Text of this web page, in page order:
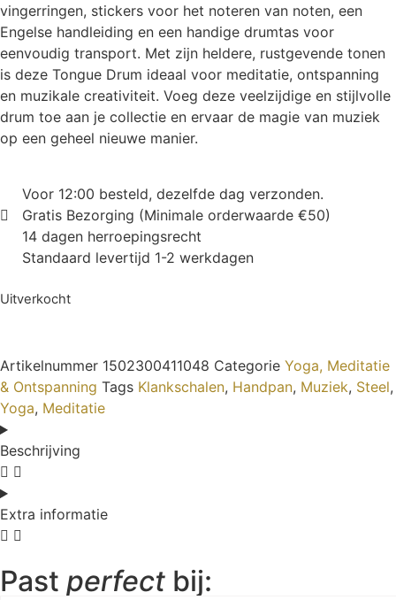
vingerringen, stickers voor het noteren van noten, een
Engelse handleiding en een handige drumtas voor
eenvoudig transport. Met zijn heldere, rustgevende tonen
is deze Tongue Drum ideaal voor meditatie, ontspanning
en muzikale creativiteit. Voeg deze veelzijdige en stijlvolle
drum toe aan je collectie en ervaar de magie van muziek
op een geheel nieuwe manier.
Voor 12:00 besteld, dezelfde dag verzonden.
Gratis Bezorging (Minimale orderwaarde €50)
14 dagen herroepingsrecht
Standaard levertijd 1-2 werkdagen
Uitverkocht
Artikelnummer 1502300411048 Categorie Yoga, Meditatie
& Ontspanning Tags Klankschalen, Handpan, Muziek, Steel,
Yoga, Meditatie
Beschrijving
Extra informatie
Past perfect bij: